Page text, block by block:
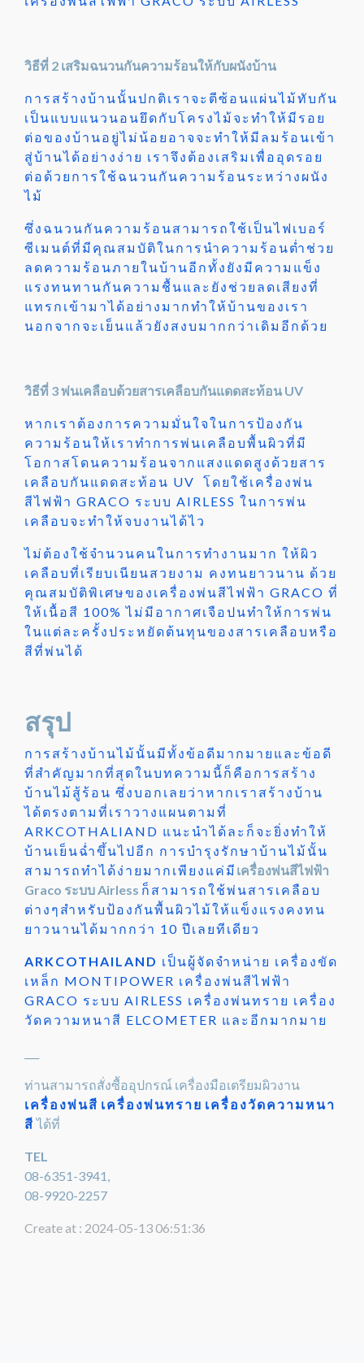
วิธีที่ 2 เสริมฉนวนกันความร้อนให้กับผนังบ้าน
การสร้างบ้านนั้นปกติเราจะตีซ้อนแผ่นไม้ทับกัน
เป็นแบบแนวนอนยึดกับโครงไม้จะทำให้มีรอย
ต่อของบ้านอยู่ไม่น้อยอาจจะทำให้มีลมร้อนเข้า
สู่บ้านได้อย่างง่าย เราจึงต้องเสริมเพื่ออุดรอย
ต่อด้วยการใช้ฉนวนกันความร้อนระหว่างผนัง
ไม้
ซึ่งฉนวนกันความร้อนสามารถใช้เป็นไฟเบอร์
ซีเมนต์ที่มีคุณสมบัติในการนำความร้อนต่ำช่วย
ลดความร้อนภายในบ้านอีกทั้งยังมีความแข็ง
แรงทนทานกันความชื้นและยังช่วยลดเสียงที่
แทรกเข้ามาได้อย่างมากทำให้บ้านของเรา
นอกจากจะเย็นแล้วยังสงบมากกว่าเดิมอีกด้วย
วิธีที่ 3 พ่นเคลือบด้วยสารเคลือบกันแดดสะท้อน UV
หากเราต้องการความมั่นใจในการป้องกัน
ความร้อนให้เราทำการพ่นเคลือบพื้นผิวที่มี
โอกาสโดนความร้อนจากแสงแดดสูงด้วยสาร
เคลือบกันแดดสะท้อน UV โดยใช้เครื่องพ่น
สีไฟฟ้า GRACO ระบบ AIRLESS ในการพ่น
เคลือบจะทำให้จบงานได้ไว
ไม่ต้องใช้จำนวนคนในการทำงานมาก ให้ผิว
เคลือบที่เรียบเนียนสวยงาม คงทนยาวนาน ด้วย
คุณสมบัติพิเศษของเครื่องพ่นสีไฟฟ้า GRACO ที่
ให้เนื้อสี 100% ไม่มีอากาศเจือปนทำให้การพ่น
ในแต่ละครั้งประหยัดต้นทุนของสารเคลือบหรือ
สีที่พ่นได้
สรุป
การสร้างบ้านไม้นั้นมีทั้งข้อดีมากมายและข้อดี
ที่สำคัญมากที่สุดในบทความนี้ก็คือการสร้าง
บ้านไม้สู้ร้อน ซึ่งบอกเลยว่าหากเราสร้างบ้าน
ได้ตรงตามที่เราวางแผนตามที่
ARKCOTHALIAND แนะนำได้ละก็จะยิ่งทำให้
บ้านเย็นฉ่ำขึ้นไปอีก การบำรุงรักษาบ้านไม้นั้น
สามารถทำได้ง่ายมากเพียงแค่มี เครื่องพ่นสีไฟฟ้า
Graco ระบบ Airless ก็สามารถใช้พ่นสารเคลือบ
ต่างๆสำหรับป้องกันพื้นผิวไม้ให้แข็งแรงคงทน
ยาวนานได้มากกว่า 10 ปีเลยทีเดียว
ARKCOTHAILAND เป็นผู้จัดจำหน่าย เครื่องขัด
เหล็ก MONTIPOWER เครื่องพ่นสีไฟฟ้า
GRACO ระบบ AIRLESS เครื่องพ่นทราย เครื่อง
วัดความหนาสี ELCOMETER และอีกมากมาย
ท่านสามารถสั่งซื้ออุปกรณ์ เครื่องมือเตรียมผิวงาน
เครื่องพ่นสี เครื่องพ่นทราย เครื่องวัดความหนา
สี ได้ที่
TEL
08-6351-3941,
08-9920-2257
Create at : 2024-05-13 06:51:36